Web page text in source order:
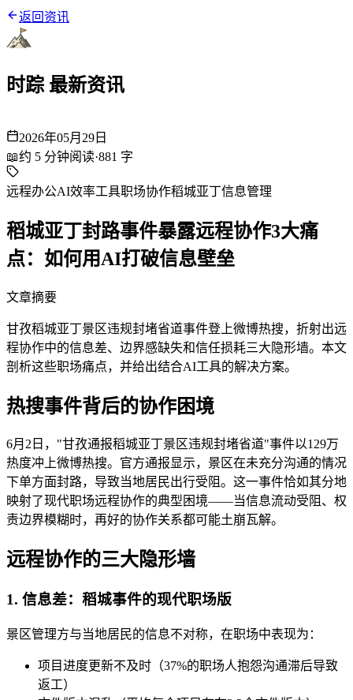
返回资讯
时踪 最新资讯
2026年05月29日
📖约 5 分钟阅读·881 字
远程办公AI效率工具职场协作稻城亚丁信息管理
稻城亚丁封路事件暴露远程协作3大痛
点：如何用AI打破信息壁垒
文章摘要
甘孜稻城亚丁景区违规封堵省道事件登上微博热搜，折射出远
程协作中的信息差、边界感缺失和信任损耗三大隐形墙。本文
剖析这些职场痛点，并给出结合AI工具的解决方案。
热搜事件背后的协作困境
6月2日，"甘孜通报稻城亚丁景区违规封堵省道"事件以129万
热度冲上微博热搜。官方通报显示，景区在未充分沟通的情况
下单方面封路，导致当地居民出行受阻。这一事件恰如其分地
映射了现代职场远程协作的典型困境——当信息流动受阻、权
责边界模糊时，再好的协作关系都可能土崩瓦解。
远程协作的三大隐形墙
1. 信息差：稻城事件的现代职场版
景区管理方与当地居民的信息不对称，在职场中表现为：
项目进度更新不及时（37%的职场人抱怨沟通滞后导致
返工）